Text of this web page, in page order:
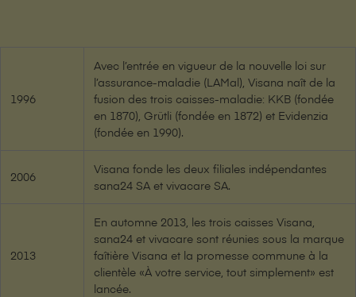
1996
Avec l’entrée en vigueur de la nouvelle loi sur
l’assurance-maladie (LAMal), V⁠i⁠s⁠a⁠n⁠a naît de la
fusion des trois caisses-maladie: KKB (fondée
en 1870), Grütli (fondée en 1872) et Evidenzia
(fondée en 1990).
2006
V⁠i⁠s⁠a⁠n⁠a fonde les deux filiales indépendantes
sana24 SA et vivacare SA.
2013
En automne 2013, les trois caisses V⁠i⁠s⁠a⁠n⁠a,
sana24 et vivacare sont réunies sous la marque
faîtière V⁠i⁠s⁠a⁠n⁠a et la promesse commune à la
clientèle «À votre service, tout simplement» est
lancée.